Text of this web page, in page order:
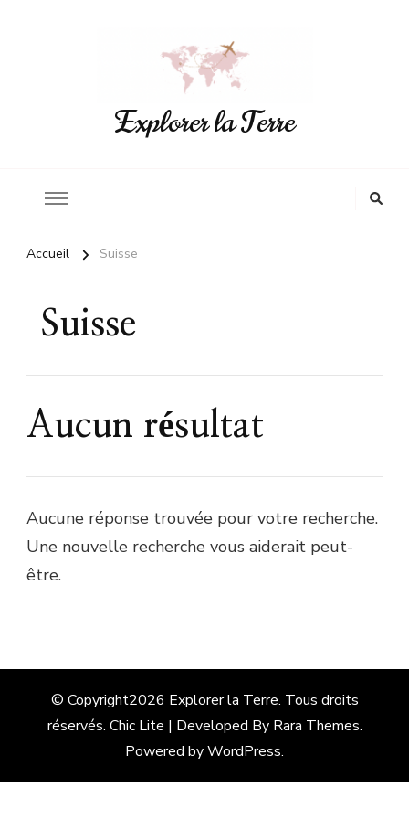
Explorer la Terre
Accueil Suisse
Suisse
Aucun résultat
Aucune réponse trouvée pour votre recherche.
Une nouvelle recherche vous aiderait peut-
être.
© Copyright2026 Explorer la Terre. Tous droits
réservés. Chic Lite | Developed By Rara Themes.
Powered byWordPress.